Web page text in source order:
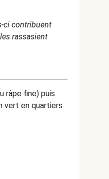
ci contribuent
rassasient
râpe fine) puis
vert en quartiers.